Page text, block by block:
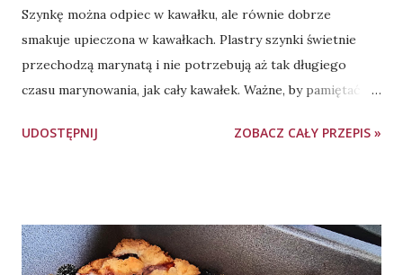
Szynkę można odpiec w kawałku, ale równie dobrze
smakuje upieczona w kawałkach. Plastry szynki świetnie
przechodzą marynatą i nie potrzebują aż tak długiego
czasu marynowania, jak cały kawałek. Ważne, by pamiętać o
"otłuszczona" (niż np. karkówka) i bez tego dodatku na
naczynie żaroodporne 5l, z pokrywą, góra-dół, 2h - 1h 40
min. w 160 stopniach Celsjusza, 20 min. w 200 stopniach
UDOSTĘPNIJ ZOBACZ CAŁY PRZEPIS »